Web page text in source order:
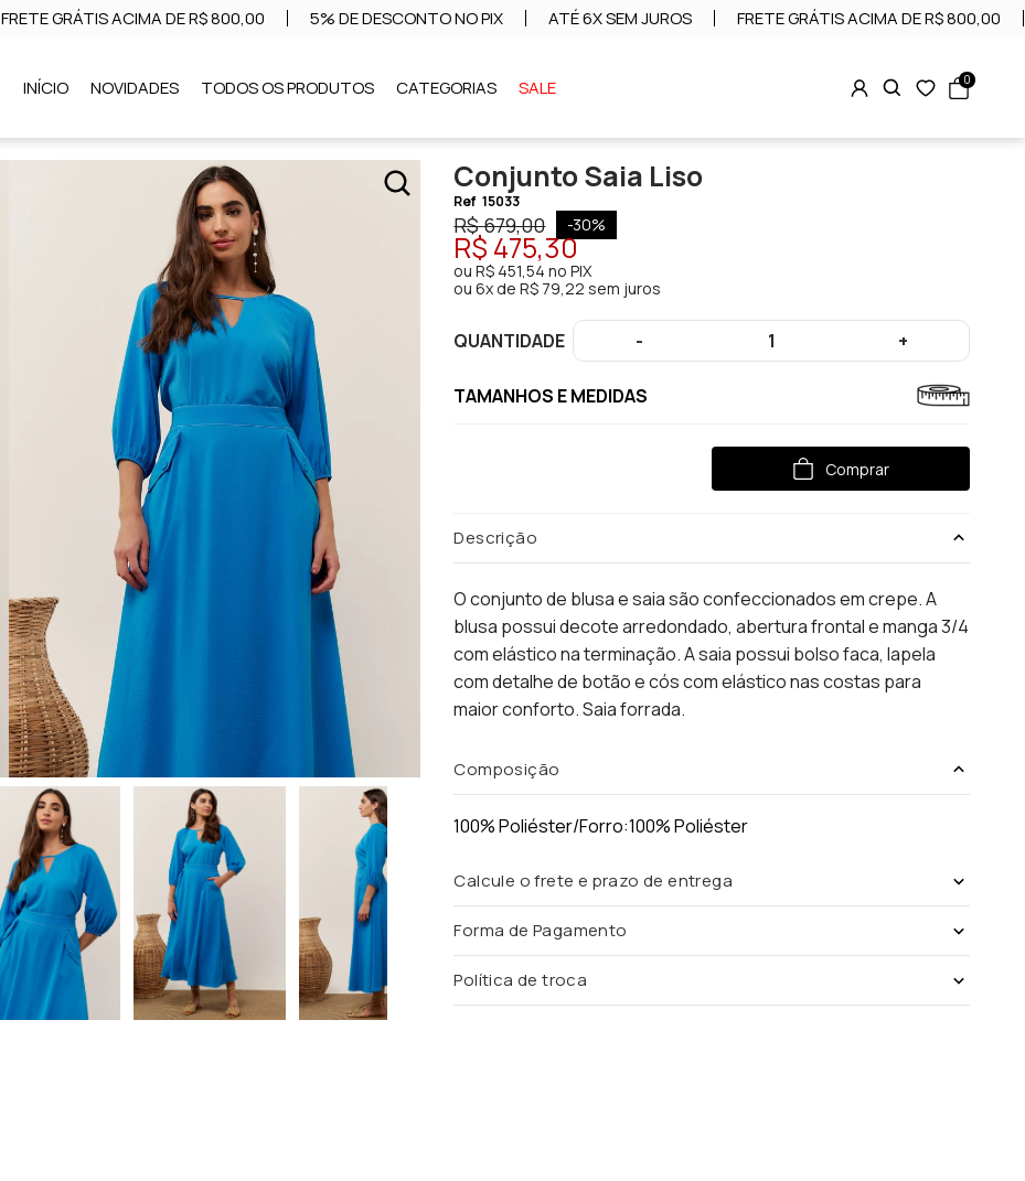
FRETE GRÁTIS ACIMA DE R$ 800,00 5% DE DESCONTO NO PIX ATÉ 6X SEM JUROS FRETE GRÁTIS ACIMA DE R$ 800,00
INÍCIO NOVIDADES TODOS OS PRODUTOS CATEGORIAS SALE 0
Conjunto Saia Liso
Ref 15033
R$ 679,00 -30%
R$ 475,30
ouR$ 451,54 no PIX
ou6x de R$ 79,22 sem juros
QUANTIDADE - 1 +
TAMANHOS E MEDIDAS
Comprar
Descrição
O conjunto de blusa e saia são confeccionados em crepe. A
blusa possui decote arredondado, abertura frontal e manga 3/4
com elástico na terminação. A saia possui bolso faca, lapela
com detalhe de botão e cós com elástico nas costas para
maior conforto. Saia forrada.
Composição
100% Poliéster/Forro:100% Poliéster
Calcule o frete e prazo de entrega
Forma de Pagamento
Política de troca